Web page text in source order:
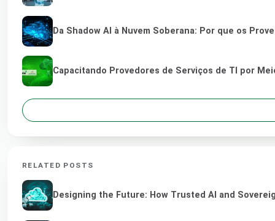
Da Shadow AI à Nuvem Soberana: Por que os
Capacitando Provedores de Serviços de TI por
RELATED POSTS
Designing the Future: How Trusted AI and